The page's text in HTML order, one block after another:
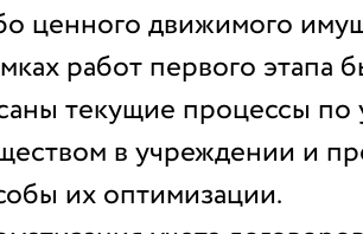
ценного движимого
работ первого этапа
текущие процессы
в учреждении и
их оптимизации.